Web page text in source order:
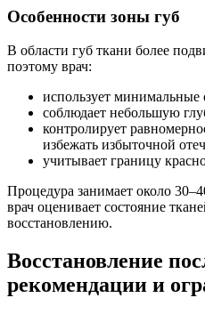
Особенности зоны губ
В области губ ткани более
поэтому врач:
использует минимальные
соблюдает небольшую
контролирует
избежать избыточной
учитывает границу
Процедура занимает около
врач оценивает состояние
восстановлению.
Восстановление
рекомендации и